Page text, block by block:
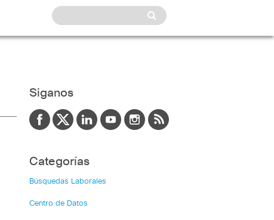
Siganos
Categorías
Búsquedas Laborales
Centro de Datos